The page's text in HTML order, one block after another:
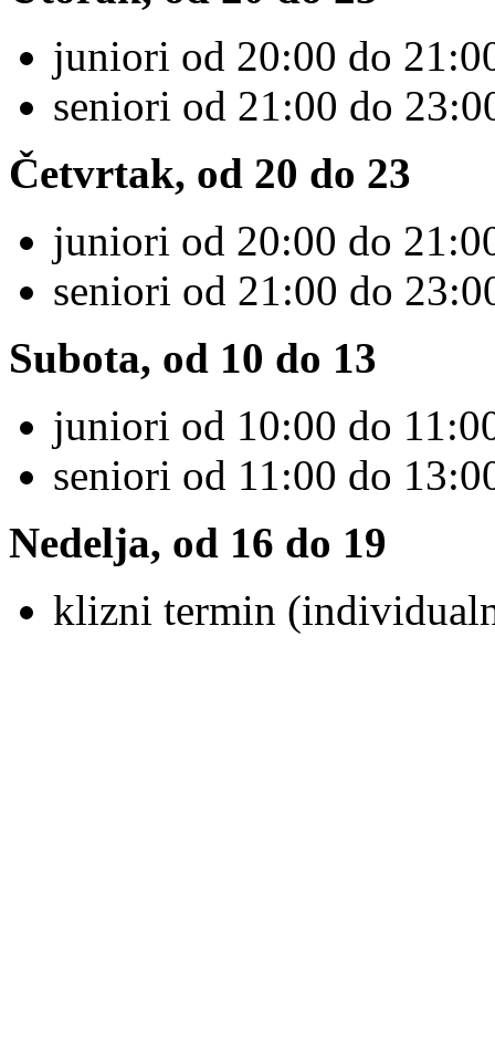
juniori od 20:00 do
seniori od 21:00 do
Četvrtak, od 20 do 23
juniori od 20:00 do
seniori od 21:00 do
Subota, od 10 do 13
juniori od 10:00 do
seniori od 11:00 do
Nedelja, od 16 do 19
klizni termin